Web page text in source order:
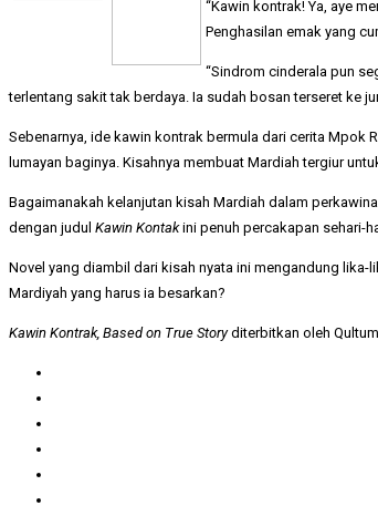
“Kawin kontrak! Ya, aye
Penghasilan emak yang
“Sindrom cinderala pun
terlentang sakit tak berdaya. Ia sudah bosan terseret ke
Sebenarnya, ide kawin kontrak bermula dari cerita Mpok
lumayan baginya. Kisahnya membuat Mardiah tergiur
Bagaimanakah kelanjutan kisah Mardiah dalam
dengan judul Kawin Kontakini penuh percakapan sehari-
Novel yang diambil dari kisah nyata ini mengandung
Mardiyah yang harus ia besarkan?
Kawin Kontrak, Based on True Storyditerbitkan oleh